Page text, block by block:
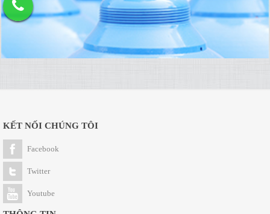
KẾT NỐI CHÚNG TÔI
Facebook
Twitter
Youtube